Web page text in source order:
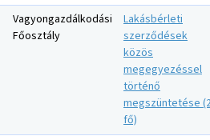
Vagyongazdálkodási
Főosztály
Lakásbérleti
szerződések
közös
megegyezéssel
történő
megszüntetése
fő)